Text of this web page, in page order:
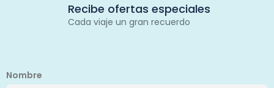
Recibe ofertas especiales
Cada viaje un gran recuerdo
Nombre